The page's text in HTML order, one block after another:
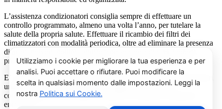
L’assistenza condizionatori consiglia sempre di effettuare un
controllo programmato, almeno una volta l’anno, per tutelare la
salute della propria salute. Effettuare il ricambio dei filtri dei
climatizzatori con modalità periodica, oltre ad eliminare la presenza
di acari, polveri, pollini e muffe (spesso causa di cattivi odori),
previene il prolificarsi del batterio del virus della Legionella.
E’ sempre possibile richiedere al centro di assistenza condizionatori
una consulenza gratuita per un montaggio di un nuovo
condizionatore o sulle ultime normative in materia di risparmio
energetico.